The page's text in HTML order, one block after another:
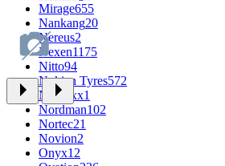
Mirage655
Nankang20
Nereus2
Nexen1175
Nitto94
Nokian Tyres572
Nordexx1
Nordman102
Nortec21
Novion2
Onyx12